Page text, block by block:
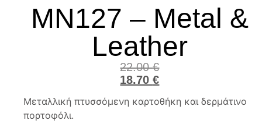
MN127 – Metal &
Leather
22.00€
18.70€
Mεταλλική πτυσσόμενη καρτοθήκη και δερμάτινο
πορτοφόλι.